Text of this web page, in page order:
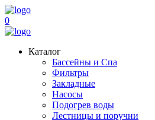
0
Каталог
Бассейны и Спа
Фильтры
Закладные
Насосы
Подогрев воды
Лестницы и поручни